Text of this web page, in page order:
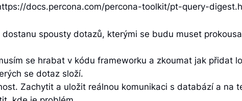
docs.percona.com/percona-toolkit/pt-query-
spousty dotazů, kterými se budu muset
se hrabat v kódu frameworku a zkoumat jak přidat
se dotaz složí.
Zachytit a uložit reálnou komunikaci s databází a na